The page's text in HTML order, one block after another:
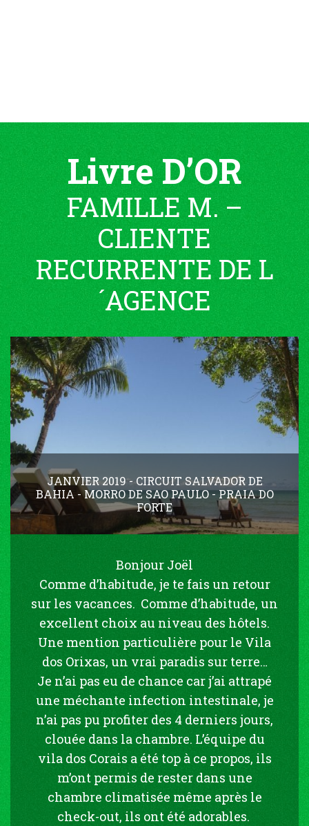
Livre D’OR
FAMILLE M. –
CLIENTE
RECURRENTE DE L
´AGENCE
JANVIER 2019 - CIRCUIT SALVADOR DE
BAHIA - MORRO DE SAO PAULO - PRAIA DO
FORTE
Bonjour Joël
Comme d’habitude, je te fais un retour
sur les vacances. Comme d’habitude, un
excellent choix au niveau des hôtels.
Une mention particulière pour le Vila
dos Orixas, un vrai paradis sur terre…
Je n’ai pas eu de chance car j’ai attrapé
une méchante infection intestinale, je
n’ai pas pu profiter des 4 derniers jours,
clouée dans la chambre. L’équipe du
vila dos Corais a été top à ce propos, ils
m’ont permis de rester dans une
chambre climatisée même après le
check-out, ils ont été adorables.